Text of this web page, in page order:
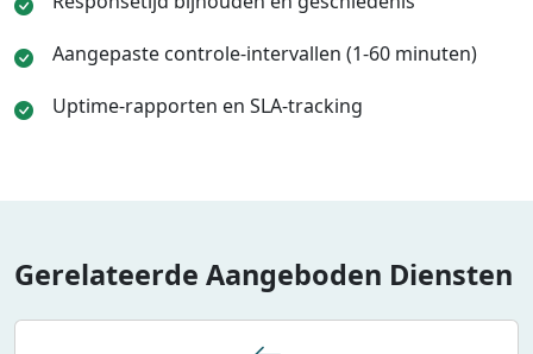
Aangepaste controle-intervallen (1-60 minuten)
Uptime-rapporten en SLA-tracking
Gerelateerde Aangeboden Diensten